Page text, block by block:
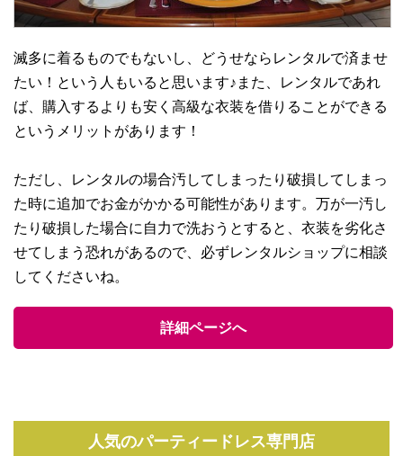
滅多に着るものでもないし、どうせならレンタルで済ませ
たい！という人もいると思います♪また、レンタルであれ
ば、購入するよりも安く高級な衣装を借りることができる
というメリットがあります！
ただし、レンタルの場合汚してしまったり破損してしまっ
た時に追加でお金がかかる可能性があります。万が一汚し
たり破損した場合に自力で洗おうとすると、衣装を劣化さ
せてしまう恐れがあるので、必ずレンタルショップに相談
してくださいね。
詳細ページへ
人気のパーティードレス専門店